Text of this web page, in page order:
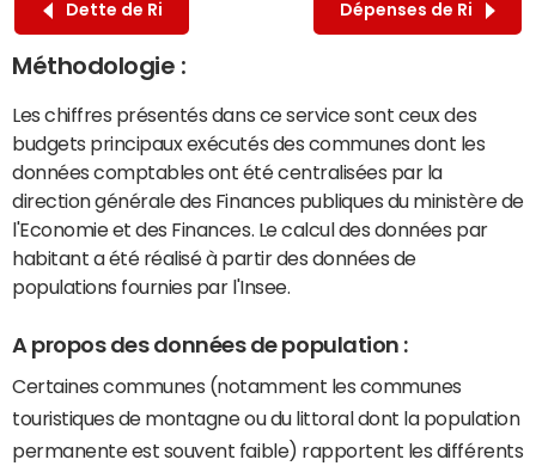
Dette de Ri Dépenses de Ri
Méthodologie :
Les chiffres présentés dans ce service sont ceux des
budgets principaux exécutés des communes dont les
données comptables ont été centralisées par la
direction générale des Finances publiques du ministère de
l'Economie et des Finances. Le calcul des données par
habitant a été réalisé à partir des données de
populations fournies par l'Insee.
A propos des données de population :
Certaines communes (notamment les communes
touristiques de montagne ou du littoral dont la population
permanente est souvent faible) rapportent les différents